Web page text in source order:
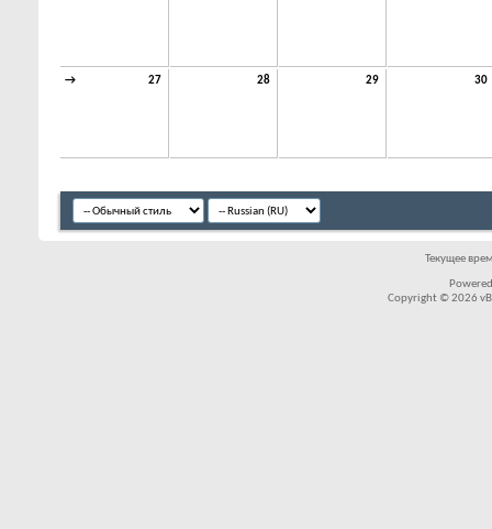
→ 27 28 29 30
Текущее
Copyright © 2026